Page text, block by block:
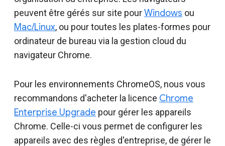
peuvent être gérés sur site pourWindows ou
Mac/Linux, ou pour toutes les plates-formes pour
ordinateur de bureau via la gestion cloud du
navigateur Chrome.
Pour les environnements ChromeOS, nous vous
recommandons d'acheter la licence Chrome
Enterprise Upgrade pour gérer les appareils
Chrome. Celle-ci vous permet de configurer les
appareils avec des règles d'entreprise, de gérer le